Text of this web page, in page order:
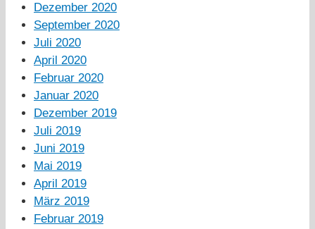
Dezember 2020
September 2020
Juli 2020
April 2020
Februar 2020
Januar 2020
Dezember 2019
Juli 2019
Juni 2019
Mai 2019
April 2019
März 2019
Februar 2019